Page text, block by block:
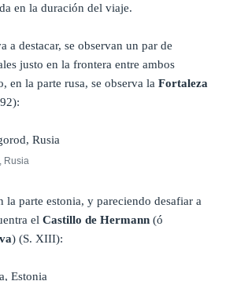
en la duración del viaje.
a destacar, se observan un par de
justo en la frontera entre ambos
en la parte rusa, se observa laFortaleza
Rusia
la parte estonia, y pareciendo desafiar a
elCastillo de Hermann (ó
) (S. XIII):